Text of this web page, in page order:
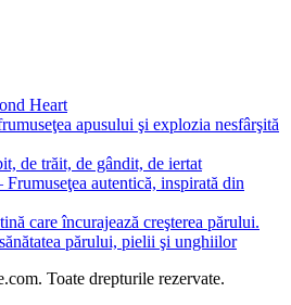
Heart
apusului şi explozia nesfârşită
de trăit, de gândit, de iertat
Frumuseţea autentică, inspirată din
care încurajează creşterea părului.
părului, pielii şi unghiilor
Toate drepturile rezervate.